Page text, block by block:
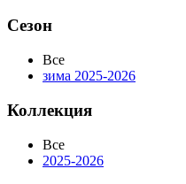
Сезон
Все
зима 2025-2026
Коллекция
Все
2025-2026